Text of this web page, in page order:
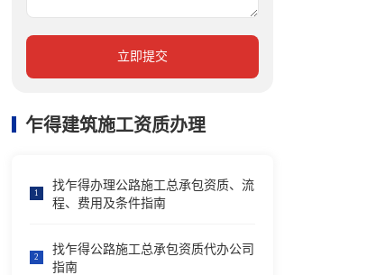
立即提交
乍得建筑施工资质办理
1
找乍得办理公路施工总承包资质、流
程、费用及条件指南
2
找乍得公路施工总承包资质代办公司
指南